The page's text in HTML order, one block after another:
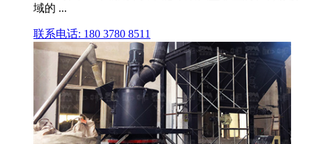
域的 ...
联系电话: 180 3780 8511